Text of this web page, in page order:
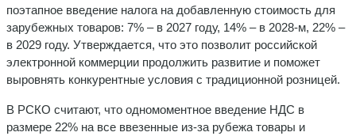
поэтапное введение налога на добавленную стоимость для
зарубежных товаров: 7% – в 2027 году, 14% – в 2028-м, 22% –
в 2029 году. Утверждается, что это позволит российской
электронной коммерции продолжить развитие и поможет
выровнять конкурентные условия с традиционной розницей.
В РСКО считают, что одномоментное введение НДС в
размере 22% на все ввезенные из-за рубежа товары и